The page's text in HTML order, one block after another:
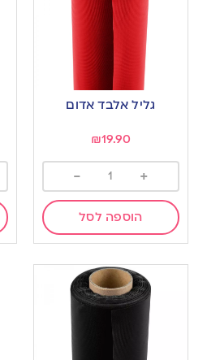
גליל אלבד אדום
₪19.90
+
-
הוספה לסל